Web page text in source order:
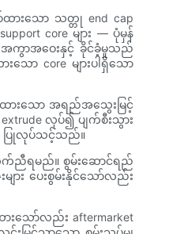
ားသော သတ္တု end cap
core များ — ပုံမှန်
အကွာအဝေးနှင့် ခိုင်ခံ့မှုသည်
ော core များပါရှိသော
ားသော အရည်အသွေးမြင့်
လုပ်၍ ပျက်စီးသွား
င့် ပြုလုပ်သင့်သည်။
က်ညီရမည်။ စွမ်းဆောင်ရည်
ား ပေးစွမ်းနိုင်သော်လည်း
သော်လည်း aftermarket